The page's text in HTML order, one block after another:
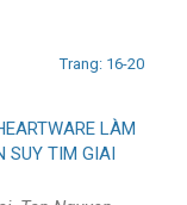
Trang: 16-20
LÀM
SUY TIM GIAI